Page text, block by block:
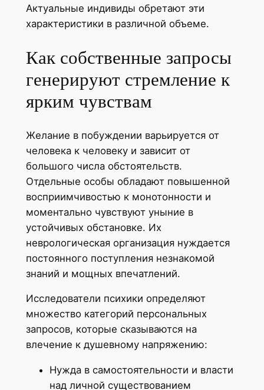
Актуальные индивиды обретают эти
характеристики в различной объеме.
Как собственные запросы
генерируют стремление к
ярким чувствам
Желание в побуждении варьируется от
человека к человеку и зависит от
большого числа обстоятельств.
Отдельные особы обладают повышенной
восприимчивостью к монотонности и
моментально чувствуют уныние в
устойчивых обстановке. Их
неврологическая организация нуждается
постоянного поступления незнакомой
знаний и мощных впечатлений.
Исследователи психики определяют
множество категорий персональных
запросов, которые сказываются на
влечение к душевному напряжению:
Нужда в самостоятельности и власти
над личной существованием